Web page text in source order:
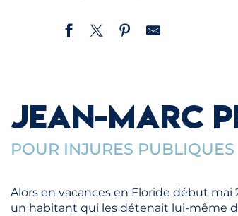
JEAN-MARC
POUR INJURES PUBLIQUES
Alors en vacances en Floride début mai
un habitant qui les détenait lui-même